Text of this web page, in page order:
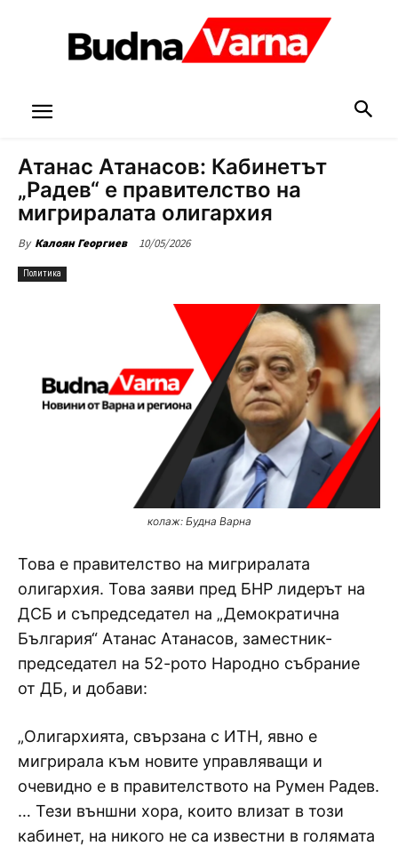
Атанас Атанасов: Кабинетът
„Радев“ е правителство на
мигриралата олигархия
By Калоян Георгиев 10/05/2026
Политика
колаж: Будна Варна
Това е правителство на мигриралата
олигархия. Това заяви пред БНР лидерът на
ДСБ и съпредседател на „Демократична
България“ Атанас Атанасов, заместник-
председател на 52-рото Народно събрание
от ДБ, и добави:
„Олигархията, свързана с ИТН, явно е
мигрирала към новите управляващи и
очевидно е в правителството на Румен Радев.
… Тези външни хора, които влизат в този
кабинет, на никого не са известни в голямата